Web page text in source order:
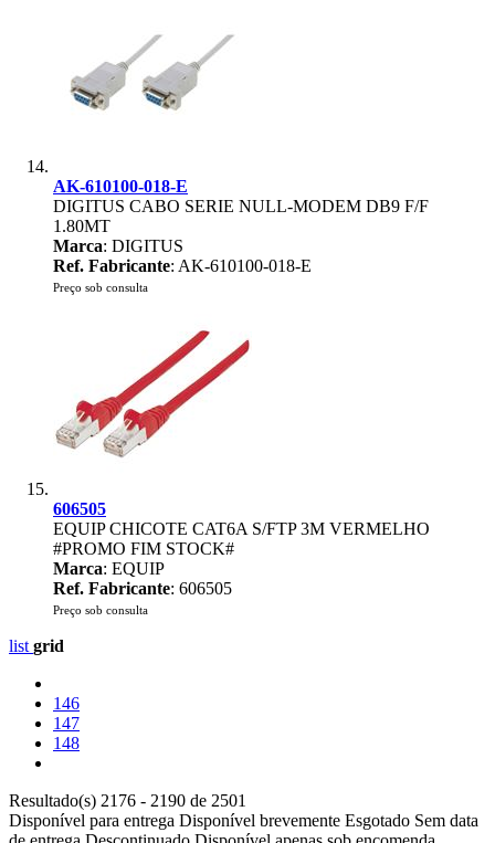
AK-610100-018-E
DIGITUS CABO SERIE NULL-MODEM DB9 F/F
1.80MT
Marca: DIGITUS
Ref. Fabricante: AK-610100-018-E
Preço sob consulta
606505
EQUIP CHICOTE CAT6A S/FTP 3M VERMELHO
#PROMO FIM STOCK#
Marca: EQUIP
Ref. Fabricante: 606505
Preço sob consulta
list grid
146
147
148
Resultado(s) 2176 - 2190 de 2501
Disponível para entrega Disponível brevemente Esgotado Sem data